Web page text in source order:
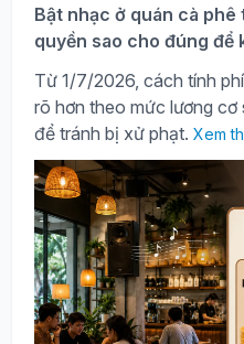
Bật nhạc ở quán cà phê
quyền sao cho đúng để
Từ 1/7/2026, cách tính
rõ hơn theo mức lương cơ
để tránh bị xử phạt. Xem